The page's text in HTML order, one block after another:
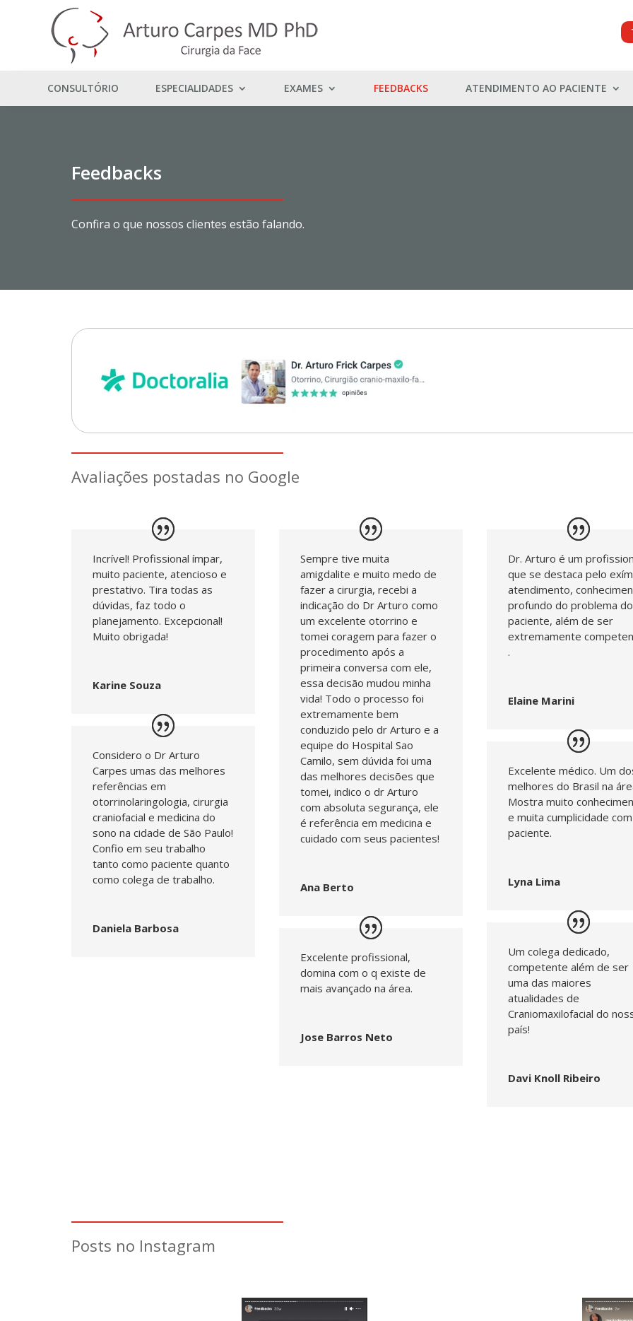
CONSULTÓRIO ESPECIALIDADES EXAMES FEEDBACKS ATENDIMENTO AO PACIENTE
Feedbacks
Confira o que nossos clientes estão falando.
Avaliações postadas no Google
Incrível! Profissional ímpar,
muito paciente, atencioso e
prestativo. Tira todas as
dúvidas, faz todo o
planejamento. Excepcional!
Muito obrigada!
Karine Souza
Considero o Dr Arturo
Carpes umas das melhores
referências em
otorrinolaringologia, cirurgia
craniofacial e medicina do
sono na cidade de São Paulo!
Confio em seu trabalho
tanto como paciente quanto
como colega de trabalho.
Daniela Barbosa
Sempre tive muita
amigdalite e muito medo de
fazer a cirurgia, recebi a
indicação do Dr Arturo como
um excelente otorrino e
tomei coragem para fazer o
procedimento após a
primeira conversa com ele,
essa decisão mudou minha
vida! Todo o processo foi
extremamente bem
conduzido pelo dr Arturo e a
equipe do Hospital Sao
Camilo, sem dúvida foi uma
das melhores decisões que
tomei, indico o dr Arturo
com absoluta segurança, ele
é referência em medicina e
cuidado com seus pacientes!
Ana Berto
Excelente profissional,
domina com o q existe de
mais avançado na área.
Jose Barros Neto
Dr. Arturo é um
que se destaca pelo
atendimento,
profundo do problema do
paciente, além de ser
extremamente
.
Elaine Marini
Excelente médico. Um
melhores do Brasil na
Mostra muito
e muita cumplicidade
paciente.
Lyna Lima
Um colega dedicado,
competente além de ser
uma das maiores
atualidades de
Craniomaxilofacial do
país!
Davi Knoll Ribeiro
Posts no Instagram